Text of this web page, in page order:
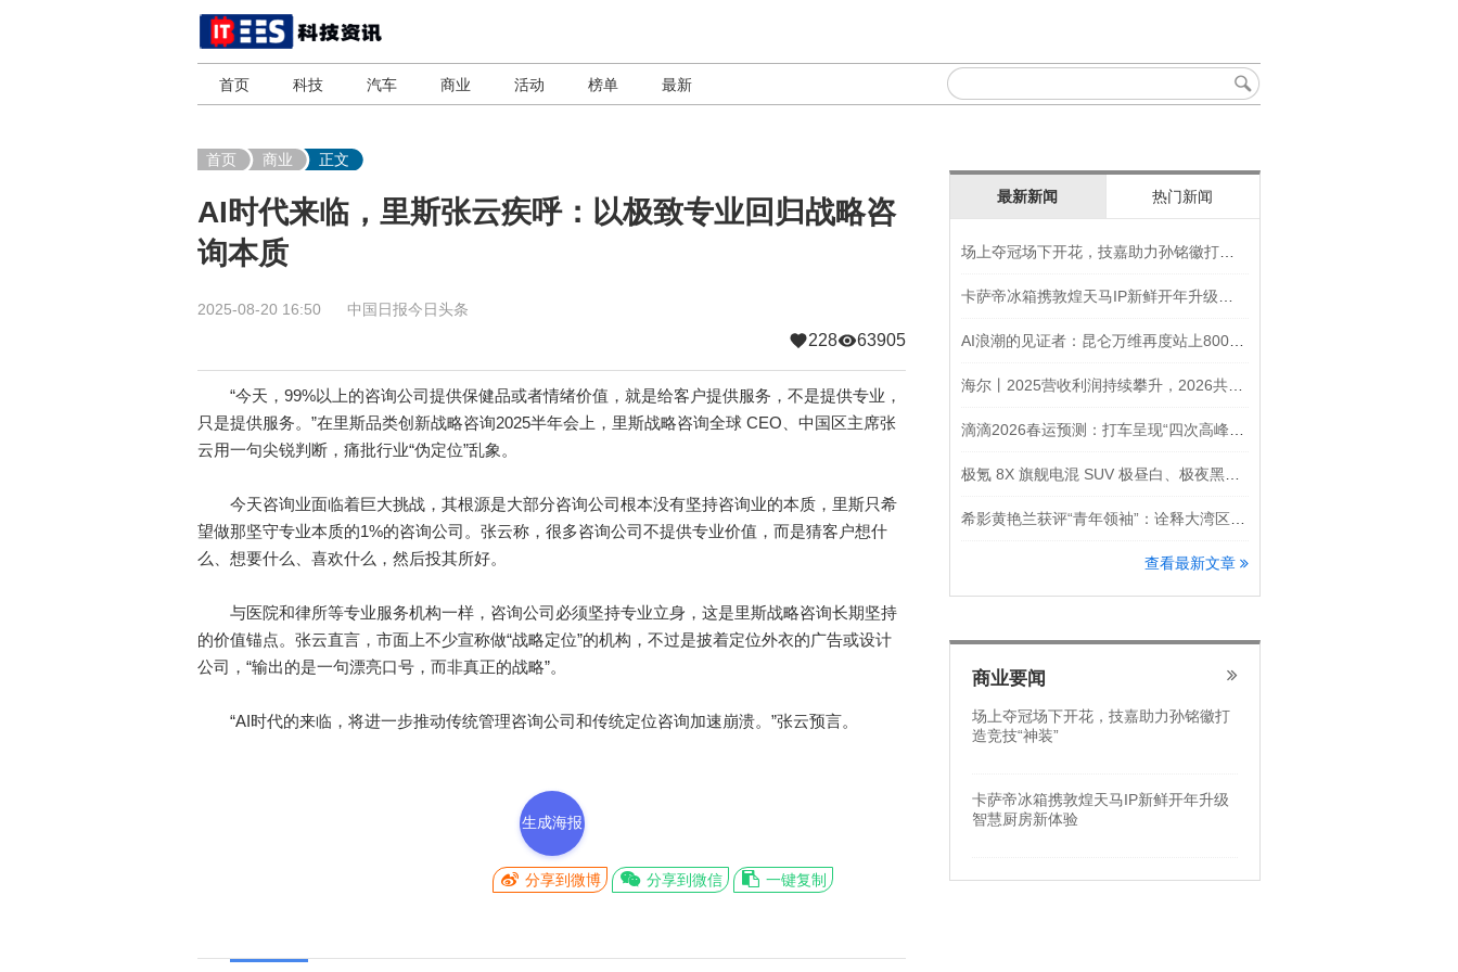
首页 科技 汽车 商业 活动 榜单 最新
首页 商业 正文
AI时代来临，里斯张云疾呼：以极致专业回归战略咨
询本质
2025-08-20 16:50 中国日报今日头条
228 63905
“今天，99%以上的咨询公司提供保健品或者情绪价值，就是给客户提供服务，不是提供专业，
只是提供服务。”在里斯品类创新战略咨询2025半年会上，里斯战略咨询全球 CEO、中国区主席张
云用一句尖锐判断，痛批行业“伪定位”乱象。
今天咨询业面临着巨大挑战，其根源是大部分咨询公司根本没有坚持咨询业的本质，里斯只希
望做那坚守专业本质的1%的咨询公司。张云称，很多咨询公司不提供专业价值，而是猜客户想什
么、想要什么、喜欢什么，然后投其所好。
与医院和律所等专业服务机构一样，咨询公司必须坚持专业立身，这是里斯战略咨询长期坚持
的价值锚点。张云直言，市面上不少宣称做“战略定位”的机构，不过是披着定位外衣的广告或设计
公司，“输出的是一句漂亮口号，而非真正的战略”。
“AI时代的来临，将进一步推动传统管理咨询公司和传统定位咨询加速崩溃。”张云预言。
生成海报
分享到微博 分享到微信 一键复制
最新新闻 热门新闻
查看最新文章
商业要闻
场上夺冠场下开花，技嘉助力孙铭徽打
造竞技“神装”
卡萨帝冰箱携敦煌天马IP新鲜开年升级
智慧厨房新体验